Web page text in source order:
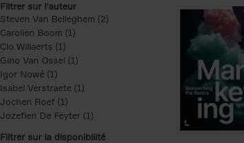
Filtrer sur l'auteur
Steven Van Belleghem (2) Apply Steven Van Belleghem
Carolien Boom (1)
Clo Willaerts (1)
Gino Van Ossel (1)
Igor Nowé (1)
Isabel Verstraete (1) Apply Isabel Verstraete filter
Jochen Roef (1)
Jozefien De Feyter (1) Apply Jozefien De Feyter filter
Filtrer sur la disponibilité